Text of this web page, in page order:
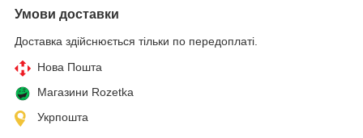
Умови доставки
Доставка здійснюється тільки по передоплаті.
Нова Пошта
Магазини Rozetka
Укрпошта